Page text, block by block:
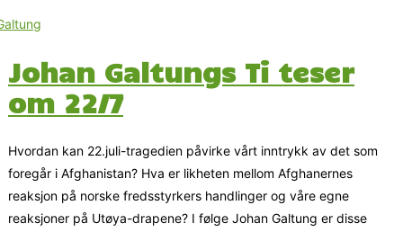
Johan Galtungs Ti teser
om 22/7
Hvordan kan 22.juli-tragedien påvirke vårt inntrykk av det som
foregår i Afghanistan? Hva er likheten mellom Afghanernes
reaksjon på norske fredsstyrkers handlinger og våre egne
reaksjoner på Utøya-drapene? I følge Johan Galtung er disse